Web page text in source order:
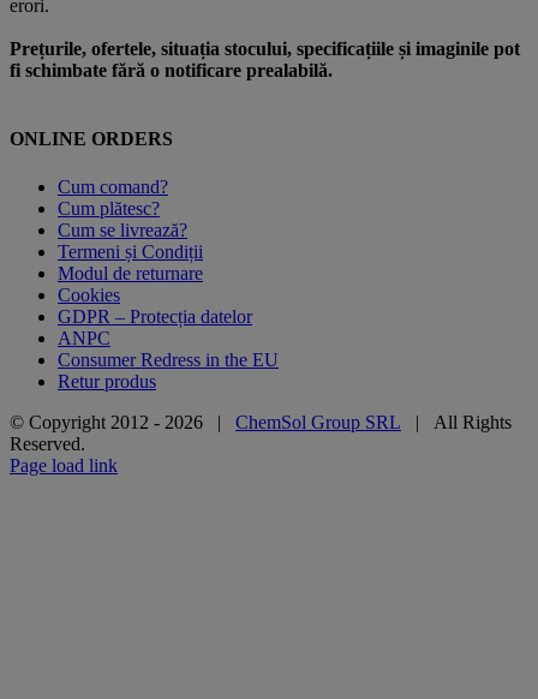
erori.
Prețurile, ofertele, situația stocului, specificațiile și imaginile pot
fi schimbate fără o notificare prealabilă.
ONLINE ORDERS
Cum comand?
Cum plătesc?
Cum se livrează?
Termeni și Condiții
Modul de returnare
Cookies
GDPR – Protecția datelor
ANPC
Consumer Redress in the EU
Retur produs
© Copyright 2012 - 2026 | ChemSol Group SRL | All Rights
Reserved.
Page load link